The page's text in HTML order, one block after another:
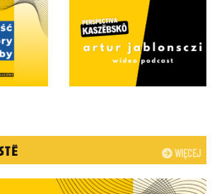
WIĘCEJ